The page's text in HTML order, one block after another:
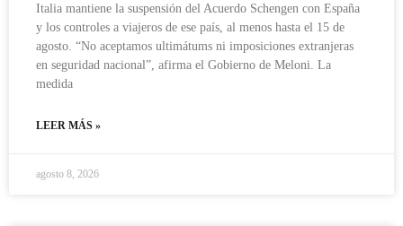
Italia mantiene la suspensión del Acuerdo Schengen con España
y los controles a viajeros de ese país, al menos hasta el 15 de
agosto. “No aceptamos ultimátums ni imposiciones extranjeras
en seguridad nacional”, afirma el Gobierno de Meloni. La
medida
LEER MÁS »
agosto 8, 2026